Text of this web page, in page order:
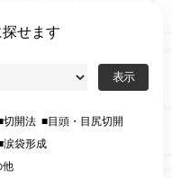
せます
切開法
目頭・目尻切開
涙袋形成
他